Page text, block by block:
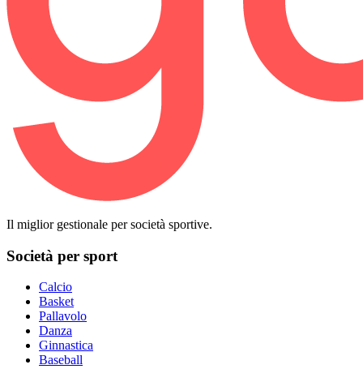
Il miglior gestionale per società sportive.
Società per sport
Calcio
Basket
Pallavolo
Danza
Ginnastica
Baseball